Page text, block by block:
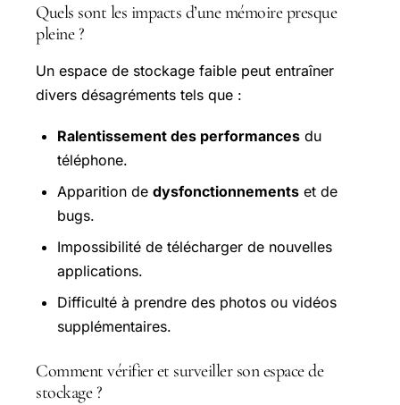
Quels sont les impacts d’une mémoire presque
pleine ?
Un espace de stockage faible peut entraîner
divers désagréments tels que :
Ralentissement des performances du
téléphone.
Apparition de dysfonctionnements et de
bugs.
Impossibilité de télécharger de nouvelles
applications.
Difficulté à prendre des photos ou vidéos
supplémentaires.
Comment vérifier et surveiller son espace de
stockage ?